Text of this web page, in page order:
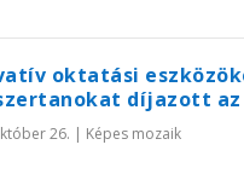
oktatási
díjazott az
26. | Képes mozaik